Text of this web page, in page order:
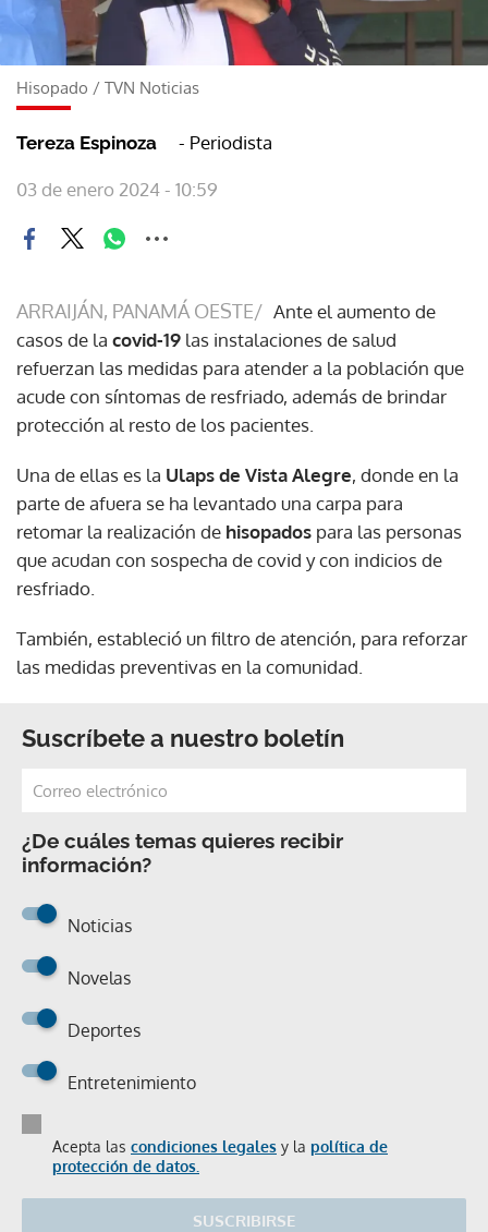
Hisopado / TVN Noticias
Tereza Espinoza - Periodista
03 de enero 2024 - 10:59
ARRAIJÁN, PANAMÁ OESTE/ Ante el aumento de
casos de la covid-19 las instalaciones de salud
refuerzan las medidas para atender a la población que
acude con síntomas de resfriado, además de brindar
protección al resto de los pacientes.
Una de ellas es la Ulaps de Vista Alegre, donde en la
parte de afuera se ha levantado una carpa para
retomar la realización de hisopados para las personas
que acudan con sospecha de covid y con indicios de
resfriado.
También, estableció un filtro de atención, para reforzar
las medidas preventivas en la comunidad.
Suscríbete a nuestro boletín
¿De cuáles temas quieres recibir
información?
Noticias
Novelas
Deportes
Entretenimiento
Acepta las condiciones legales y la política de
protección de datos.
SUSCRIBIRSE